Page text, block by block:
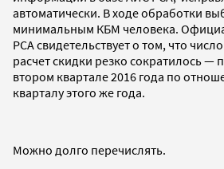
автоматически. В ходе обработки
минимальным КБМ человека.
РСА свидетельствует о том, что
расчет скидки резко сократилось —
втором квартале 2016 года по
кварталу этого же года.
Можно долго перечислять.